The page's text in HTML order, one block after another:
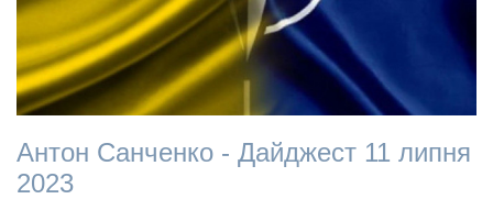
Антон Санченко - Дайджест 11 липня
2023